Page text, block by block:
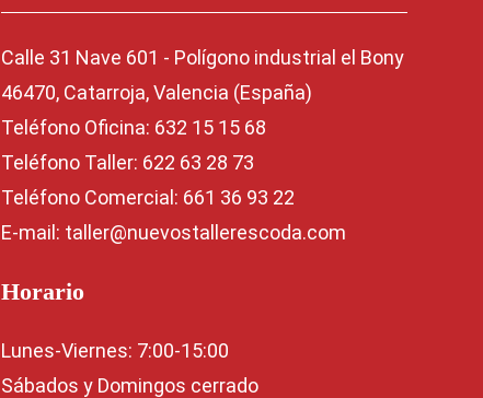
Calle 31 Nave 601 - Polígono industrial el Bony
46470, Catarroja, Valencia (España)
Teléfono Oficina: 632 15 15 68
Teléfono Taller: 622 63 28 73
Teléfono Comercial: 661 36 93 22
E-mail: taller@nuevostallerescoda.com
Horario
Lunes-Viernes: 7:00-15:00
Sábados y Domingos cerrado